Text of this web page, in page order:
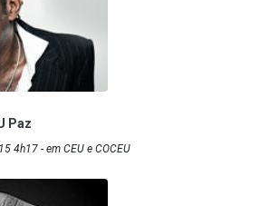
Paz
4h17 - em CEU e COCEU